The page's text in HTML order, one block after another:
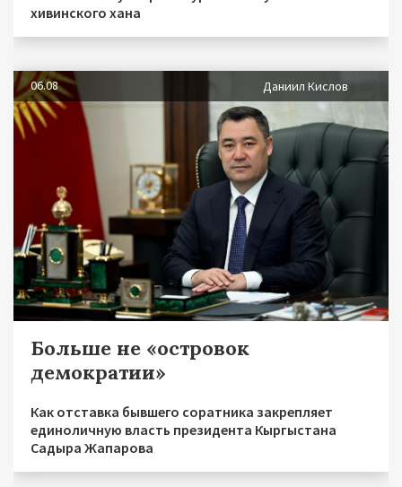
хивинского хана
06.08 Даниил Кислов
Больше не «островок
демократии»
Как отставка бывшего соратника закрепляет
единоличную власть президента Кыргыстана
Садыра Жапарова